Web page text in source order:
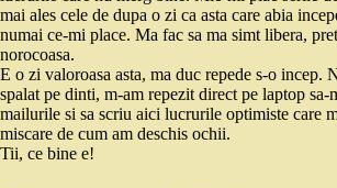
mai ales cele de dupa o zi ca asta care abia
numai ce-mi place. Ma fac sa ma simt libera,
norocoasa.
E o zi valoroasa asta, ma duc repede s-o incep.
spalat pe dinti, m-am repezit direct pe laptop
mailurile si sa scriu aici lucrurile optimiste care
miscare de cum am deschis ochii.
Tii, ce bine e!